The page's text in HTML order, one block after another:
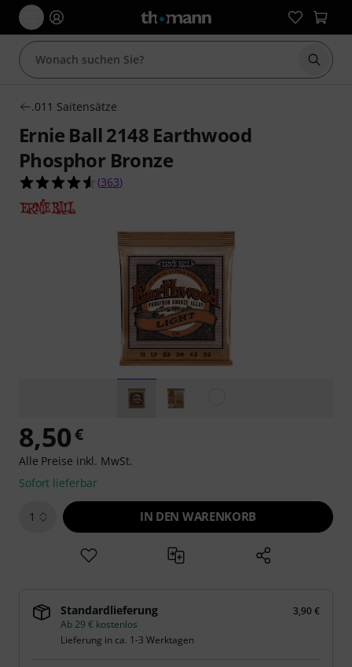
Suche
.011 Saitensätze
Ernie Ball 2148 Earthwood
Phosphor Bronze
4.5 von 5 Sternen aus 363 Kundenbewertungen
(363)
8,50€
Alle Preise inkl. MwSt.
Sofort lieferbar
1 IN DEN WARENKORB
Standardlieferung
3,90 €
Ab 29 € kostenlos
Lieferung in ca. 1-3 Werktagen